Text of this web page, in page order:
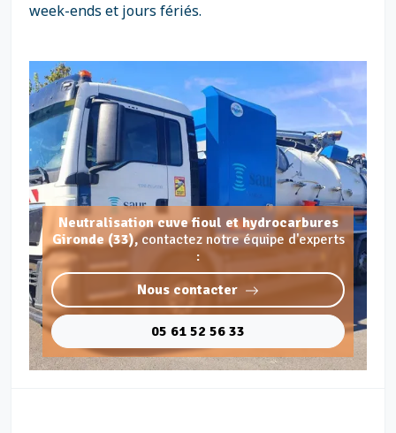
week-ends et jours fériés.
Neutralisation cuve fioul et hydrocarbures
Gironde (33), contactez notre équipe d'experts
:
Nous contacter
05 61 52 56 33